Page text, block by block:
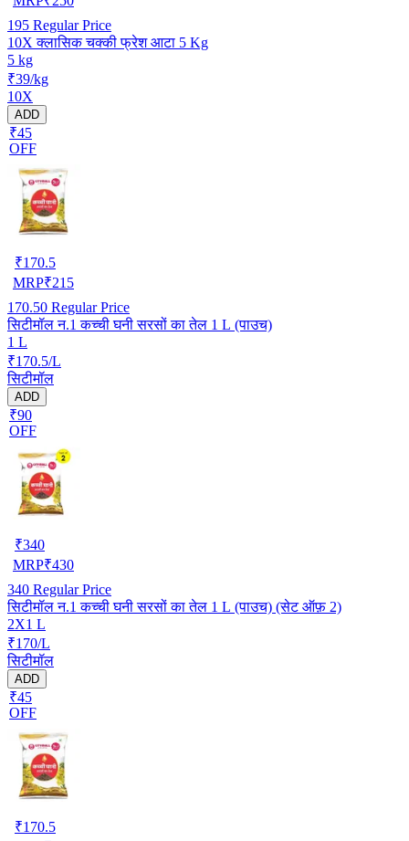
195 Regular Price
10X क्लासिक चक्की फ्रेश आटा 5 Kg
5 kg
₹39/kg
10X
ADD
₹45
OFF
₹170.5
MRP₹215
170.50 Regular Price
सिटीमॉल न.1 कच्ची घनी सरसों का तेल 1 L (पाउच)
1 L
₹170.5/L
सिटीमॉल
ADD
₹90
OFF
₹340
MRP₹430
340 Regular Price
सिटीमॉल न.1 कच्ची घनी सरसों का तेल 1 L (पाउच) (सेट ऑफ़ 2)
2X1 L
₹170/L
सिटीमॉल
ADD
₹45
OFF
₹170.5